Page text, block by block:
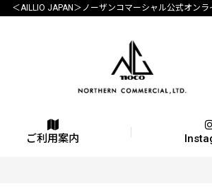
＜AILLIO JAPAN＞ノーザンコマーシャル公式オンラ
ご利用案内